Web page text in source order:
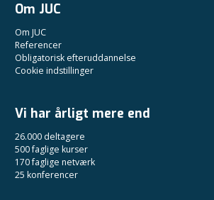
Om JUC
Om JUC
Referencer
Obligatorisk efteruddannelse
Cookie indstillinger
Vi har årligt mere end
26.000 deltagere
500 faglige kurser
170 faglige netværk
25 konferencer